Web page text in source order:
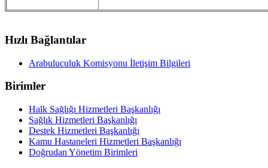
Hızlı Bağlantılar
Arabuluculuk Komisyonu İletişim Bilgileri
Birimler
Halk Sağlığı Hizmetleri Başkanlığı
Sağlık Hizmetleri Başkanlığı
Destek Hizmetleri Başkanlığı
Kamu Hastaneleri Hizmetleri Başkanlığı
Doğrudan Yönetim Birimleri